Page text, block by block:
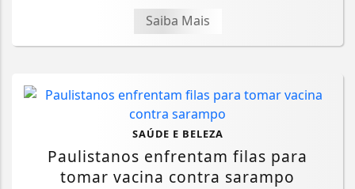
Saiba Mais
SAÚDE E BELEZA
Paulistanos enfrentam filas para
tomar vacina contra sarampo